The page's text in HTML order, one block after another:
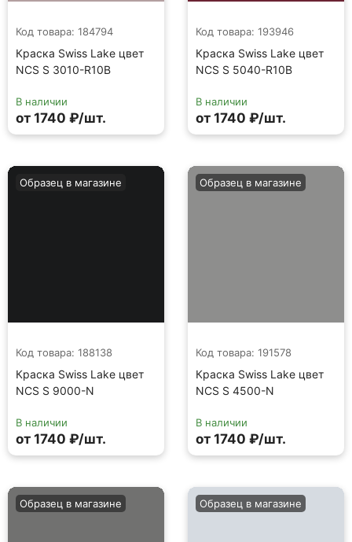
Код товара: 184794
Краска Swiss Lake цвет
NCS S 3010-R10B
В наличии
от 1740 ₽/шт.
Код товара: 193946
Краска Swiss Lake цвет
NCS S 5040-R10B
В наличии
от 1740 ₽/шт.
Код товара: 188138
Краска Swiss Lake цвет
NCS S 9000-N
Образец в магазине
В наличии
от 1740 ₽/шт.
Код товара: 191578
Краска Swiss Lake цвет
NCS S 4500-N
Образец в магазине
В наличии
от 1740 ₽/шт.
Образец в магазине Образец в магазине